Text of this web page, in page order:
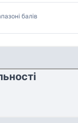
балів